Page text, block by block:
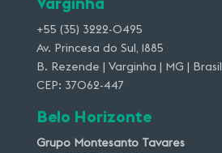
+55 (35) 3222-0495
Av. Princesa do Sul, 1885
B. Rezende | Varginha | MG | Brasil
CEP: 37062-447
Belo Horizonte
Grupo Montesanto Tavares